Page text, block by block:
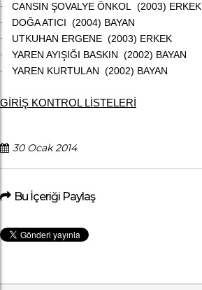
· CANSIN ŞOVALYE ÖNKOL (2003) ERKEK
· DOĞA ATICI (2004) BAYAN
· UTKUHAN ERGENE (2003) ERKEK
· YAREN AYIŞIĞI BASKIN (2002) BAYAN
· YAREN KURTULAN (2002) BAYAN
GİRİŞ KONTROL LİSTELERİ
30 Ocak 2014
Bu İçeriği Paylaş